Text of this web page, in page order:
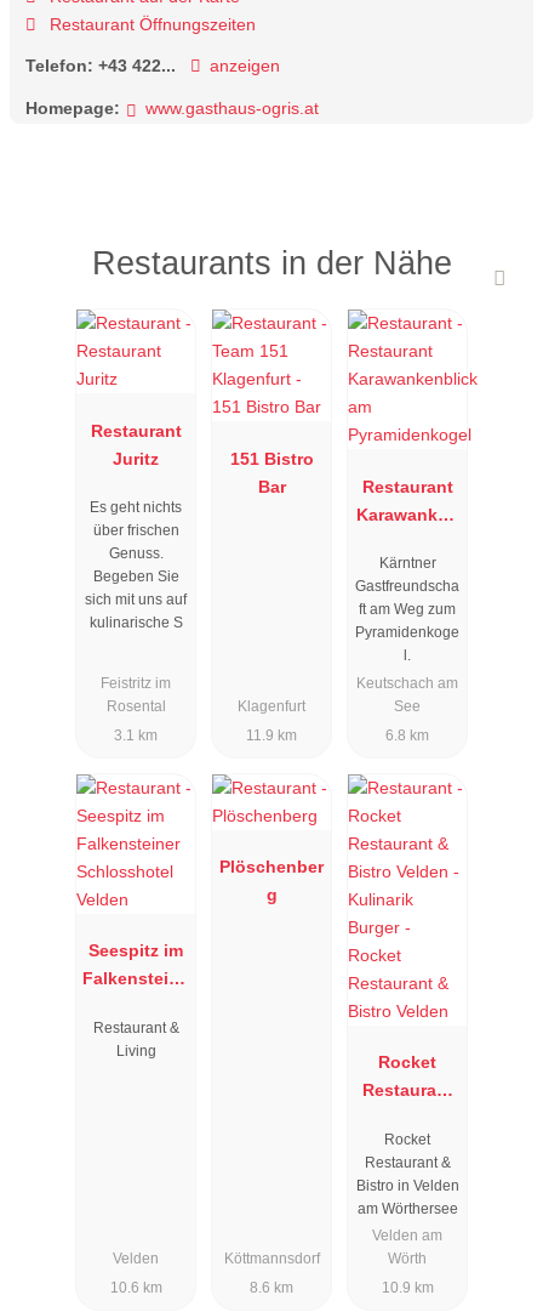
Restaurant Öffnungszeiten
Telefon: +43 422... anzeigen
Homepage: www.gasthaus-ogris.at
Restaurants in der Nähe
Restaurant
Juritz
Es geht nichts
über frischen
Genuss.
Begeben Sie
sich mit uns auf
kulinarische S
Feistritz im
Rosental
3.1 km
151 Bistro
Bar
Klagenfurt
11.9 km
Restaurant
Karawanken
Pyramidenk
Kärntner
Gastfreundscha
ft am Weg zum
Pyramidenkoge
l.
Keutschach am
See
6.8 km
Seespitz im
Falkensteine
Schlosshote
l Velden
Restaurant &
Living
Velden
10.6 km
Plöschenber
g
Köttmannsdorf
8.6 km
Rocket
Restaurant
Velden
Rocket
Restaurant &
Bistro in Velden
am Wörthersee
Velden am
Wörth
10.9 km